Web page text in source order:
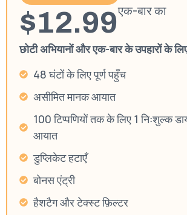
$12.99एक-बार का
छोटी अभियानों और एक-बार के उपहारों के
48 घंटों के लिए पूर्ण पहुँच
असीमित मानक आयात
100 टिप्पणियों तक के लिए 1 निःशुल्क
आयात
डुप्लिकेट हटाएँ
बोनस एंट्री
हैशटैग और टेक्स्ट फ़िल्टर